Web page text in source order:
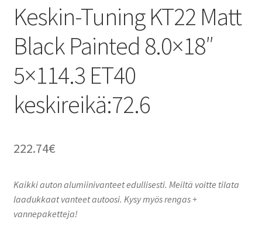
Keskin-Tuning KT22 Matt
Black Painted 8.0×18″
5×114.3 ET40
keskireikä:72.6
222.74€
Kaikki auton alumiinivanteet edullisesti. Meiltä voitte tilata
laadukkaat vanteet autoosi. Kysy myös rengas +
vannepaketteja!